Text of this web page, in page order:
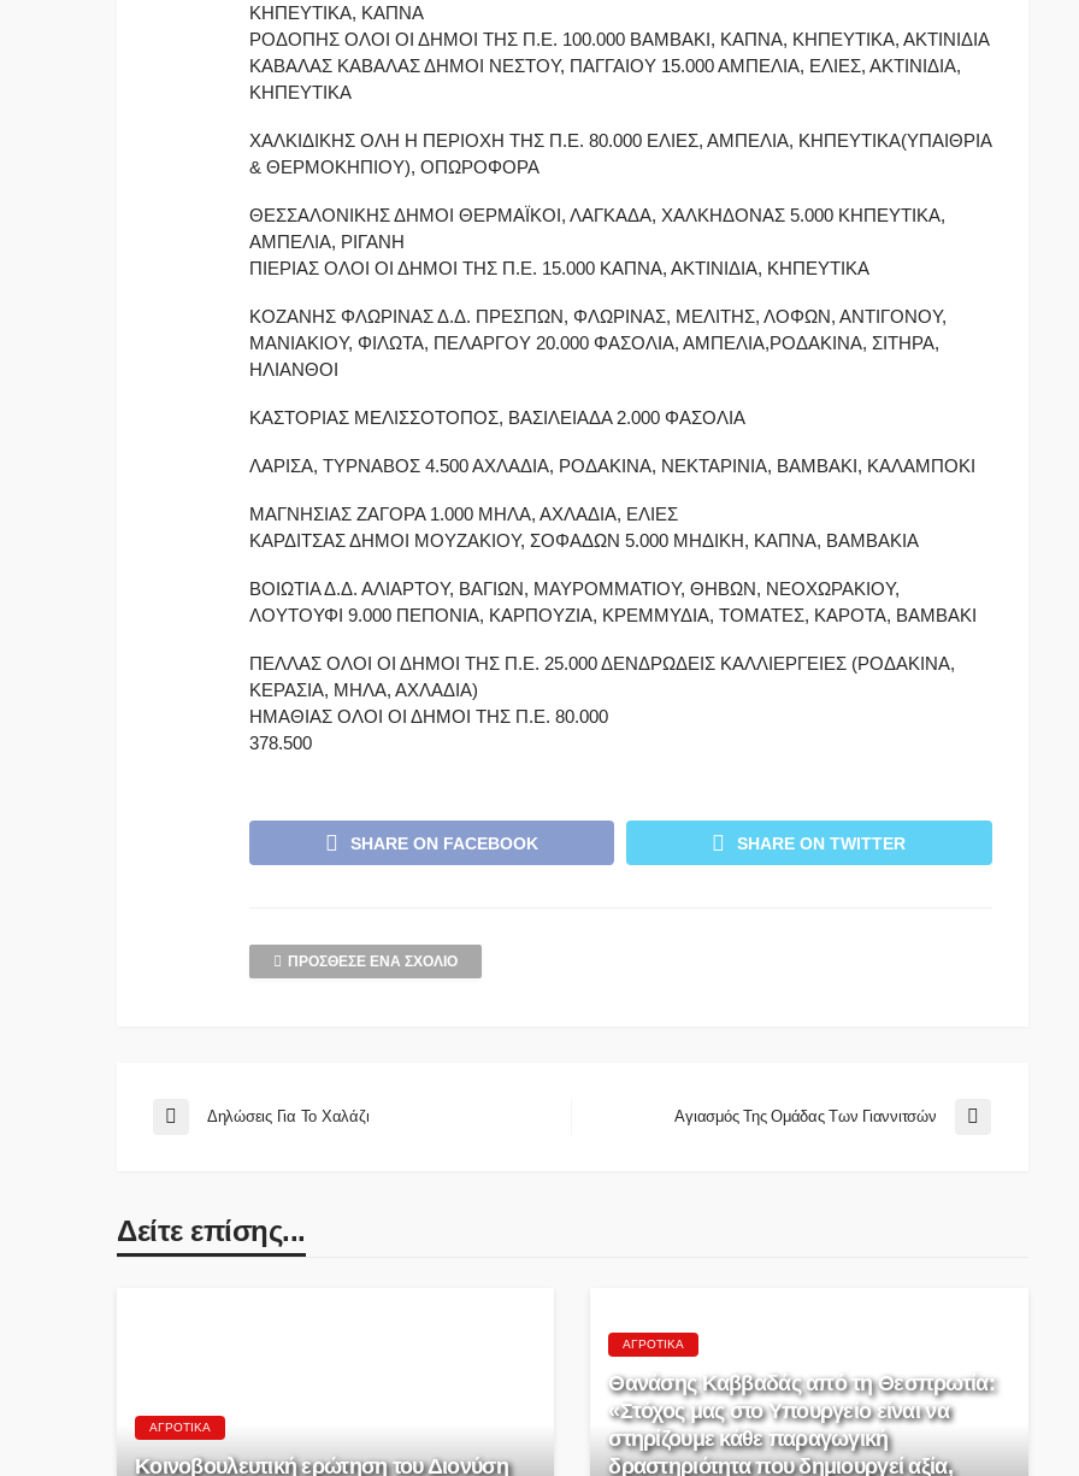
ΚΗΠΕΥΤΙΚΑ, ΚΑΠΝΑ
ΡΟΔΟΠΗΣ ΟΛΟΙ ΟΙ ΔΗΜΟΙ ΤΗΣ Π.Ε. 100.000 ΒΑΜΒΑΚΙ, ΚΑΠΝΑ, ΚΗΠΕΥΤΙΚΑ, ΑΚΤΙΝΙΔΙΑ
ΚΑΒΑΛΑΣ ΚΑΒΑΛΑΣ ΔΗΜΟΙ ΝΕΣΤΟΥ, ΠΑΓΓΑΙΟΥ 15.000 ΑΜΠΕΛΙΑ, ΕΛΙΕΣ, ΑΚΤΙΝΙΔΙΑ,
ΚΗΠΕΥΤΙΚΑ
ΧΑΛΚΙΔΙΚΗΣ ΟΛΗ Η ΠΕΡΙΟΧΗ ΤΗΣ Π.Ε. 80.000 ΕΛΙΕΣ, ΑΜΠΕΛΙΑ, ΚΗΠΕΥΤΙΚΑ(ΥΠΑΙΘΡΙΑ
& ΘΕΡΜΟΚΗΠΙΟΥ), ΟΠΩΡΟΦΟΡΑ
ΘΕΣΣΑΛΟΝΙΚΗΣ ΔΗΜΟΙ ΘΕΡΜΑΪΚΟΙ, ΛΑΓΚΑΔΑ, ΧΑΛΚΗΔΟΝΑΣ 5.000 ΚΗΠΕΥΤΙΚΑ,
ΑΜΠΕΛΙΑ, ΡΙΓΑΝΗ
ΠΙΕΡΙΑΣ ΟΛΟΙ ΟΙ ΔΗΜΟΙ ΤΗΣ Π.Ε. 15.000 ΚΑΠΝΑ, ΑΚΤΙΝΙΔΙΑ, ΚΗΠΕΥΤΙΚΑ
ΚΟΖΑΝΗΣ ΦΛΩΡΙΝΑΣ Δ.Δ. ΠΡΕΣΠΩΝ, ΦΛΩΡΙΝΑΣ, ΜΕΛΙΤΗΣ, ΛΟΦΩΝ, ΑΝΤΙΓΟΝΟΥ,
ΜΑΝΙΑΚΙΟΥ, ΦΙΛΩΤΑ, ΠΕΛΑΡΓΟΥ 20.000 ΦΑΣΟΛΙΑ, ΑΜΠΕΛΙΑ,ΡΟΔΑΚΙΝΑ, ΣΙΤΗΡΑ,
ΗΛΙΑΝΘΟΙ
ΚΑΣΤΟΡΙΑΣ ΜΕΛΙΣΣΟΤΟΠΟΣ, ΒΑΣΙΛΕΙΑΔΑ 2.000 ΦΑΣΟΛΙΑ
ΛΑΡΙΣΑ, ΤΥΡΝΑΒΟΣ 4.500 ΑΧΛΑΔΙΑ, ΡΟΔΑΚΙΝΑ, ΝΕΚΤΑΡΙΝΙΑ, ΒΑΜΒΑΚΙ, ΚΑΛΑΜΠΟΚΙ
ΜΑΓΝΗΣΙΑΣ ΖΑΓΟΡΑ 1.000 ΜΗΛΑ, ΑΧΛΑΔΙΑ, ΕΛΙΕΣ
ΚΑΡΔΙΤΣΑΣ ΔΗΜΟΙ ΜΟΥΖΑΚΙΟΥ, ΣΟΦΑΔΩΝ 5.000 ΜΗΔΙΚΗ, ΚΑΠΝΑ, ΒΑΜΒΑΚΙΑ
ΒΟΙΩΤΙΑ Δ.Δ. ΑΛΙΑΡΤΟΥ, ΒΑΓΙΩΝ, ΜΑΥΡΟΜΜΑΤΙΟΥ, ΘΗΒΩΝ, ΝΕΟΧΩΡΑΚΙΟΥ,
ΛΟΥΤΟΥΦΙ 9.000 ΠΕΠΟΝΙΑ, ΚΑΡΠΟΥΖΙΑ, ΚΡΕΜΜΥΔΙΑ, ΤΟΜΑΤΕΣ, ΚΑΡΟΤΑ, ΒΑΜΒΑΚΙ
ΠΕΛΛΑΣ ΟΛΟΙ ΟΙ ΔΗΜΟΙ ΤΗΣ Π.Ε. 25.000 ΔΕΝΔΡΩΔΕΙΣ ΚΑΛΛΙΕΡΓΕΙΕΣ (ΡΟΔΑΚΙΝΑ,
ΚΕΡΑΣΙΑ, ΜΗΛΑ, ΑΧΛΑΔΙΑ)
ΗΜΑΘΙΑΣ ΟΛΟΙ ΟΙ ΔΗΜΟΙ ΤΗΣ Π.Ε. 80.000
378.500
SHARE ON FACEBOOK SHARE ON TWITTER
ΠΡΌΣΘΕΣΕ ΈΝΑ ΣΧΌΛΙΟ
Δηλώσεις Για Το Χαλάζι Αγιασμός Της Ομάδας Των Γιαννιτσών
Δείτε επίσης...
ΑΓΡΟΤΙΚΆ
Κοινοβουλευτική ερώτηση του Διονύση
ΑΓΡΟΤΙΚΆ
Θανάσης Καββαδάς από τη Θεσπρωτία:
«Στόχος μας στο Υπουργείο είναι να
στηρίζουμε κάθε παραγωγική
δραστηριότητα που δημιουργεί αξία,